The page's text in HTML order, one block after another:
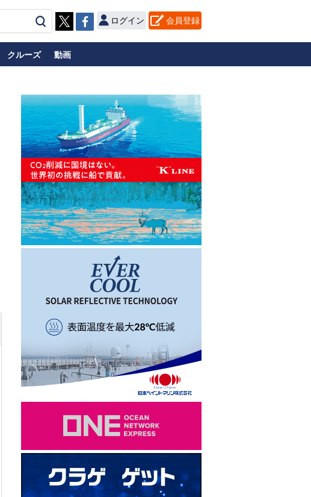
ログイン 会員登録
クルーズ 動画